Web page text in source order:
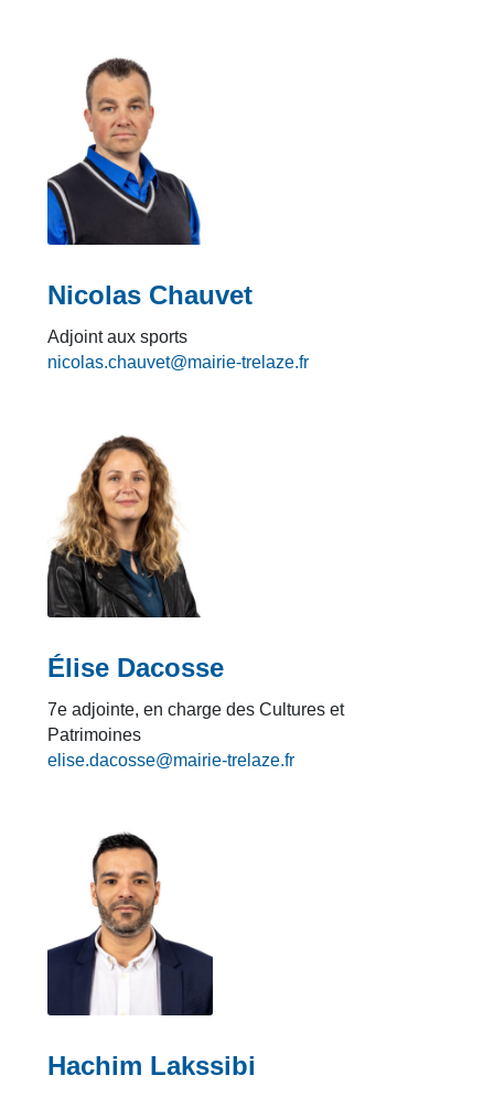
Nicolas Chauvet
Adjoint aux sports
nicolas.chauvet@mairie-trelaze.fr
Élise Dacosse
7e adjointe, en charge des Cultures et
Patrimoines
elise.dacosse@mairie-trelaze.fr
Hachim Lakssibi